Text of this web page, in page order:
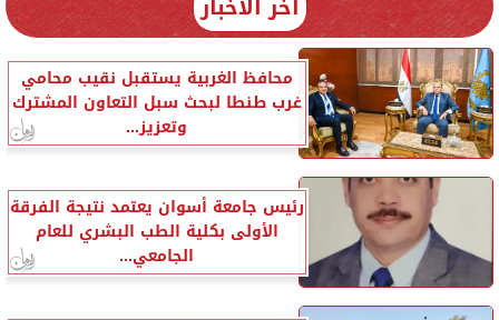
محافظ الغربية يستقبل نقيب محامي
غرب طنطا لبحث سبل التعاون المشترك
وتعزيز...
رئيس جامعة أسوان يعتمد نتيجة الفرقة
الأولى بكلية الطب البشري للعام
الجامعي...